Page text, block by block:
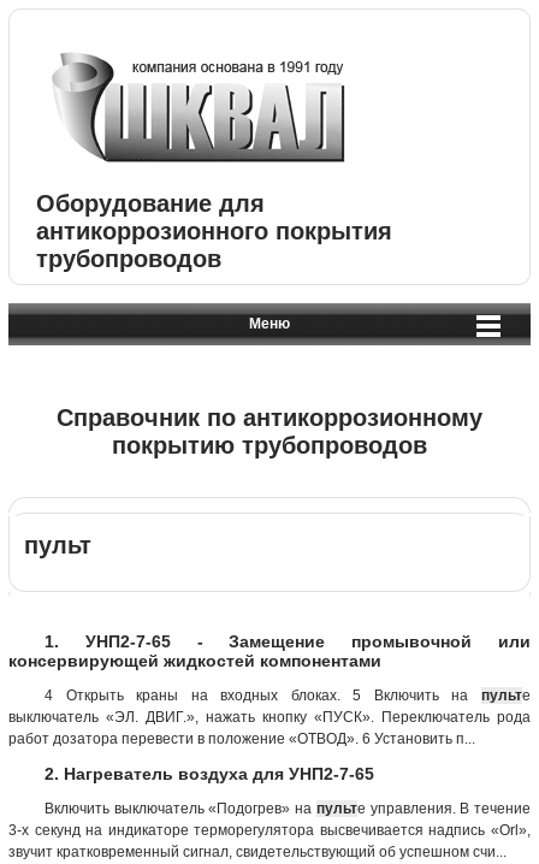
Оборудование для
антикоррозионного покрытия
трубопроводов
Меню
Справочник по антикоррозионному
покрытию трубопроводов
пульт
1. УНП2-7-65 - Замещение промывочной или
консервирующей жидкостей компонентами
4 Открыть краны на входных блоках. 5 Включить на пульте
выключатель «ЭЛ. ДВИГ.», нажать кнопку «ПУСК». Переключатель рода
работ дозатора перевести в положение «ОТВОД». 6 Установить п...
2. Нагреватель воздуха для УНП2-7-65
Включить выключатель «Подогрев» на пульте управления. В течение
3-х секунд на индикаторе терморегулятора высвечивается надпись «Orl»,
звучит кратковременный сигнал, свидетельствующий об успешном счи...